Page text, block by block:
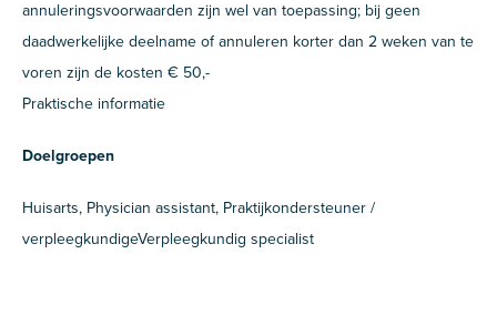
annuleringsvoorwaarden zijn wel van toepassing; bij geen
daadwerkelijke deelname of annuleren korter dan 2 weken van te
voren zijn de kosten € 50,-
Praktische informatie
Doelgroepen
Huisarts, Physician assistant, Praktijkondersteuner /
verpleegkundigeVerpleegkundig specialist